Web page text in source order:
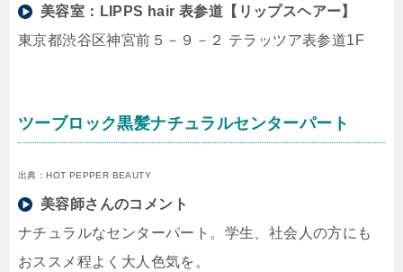
美容室： LIPPS hair 表参道【リップスヘアー】
東京都渋谷区神宮前５－９－２ テラッツア表参道1F
ツーブロック黒髪ナチュラルセンターパート
出典：HOT PEPPER BEAUTY
美容師さんのコメント
ナチュラルなセンターパート。学生、社会人の方にも
おススメ程よく大人色気を。